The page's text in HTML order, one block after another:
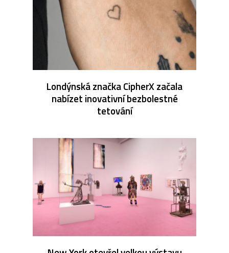
Londýnská značka CipherX začala
nabízet inovativní bezbolestné
tetování